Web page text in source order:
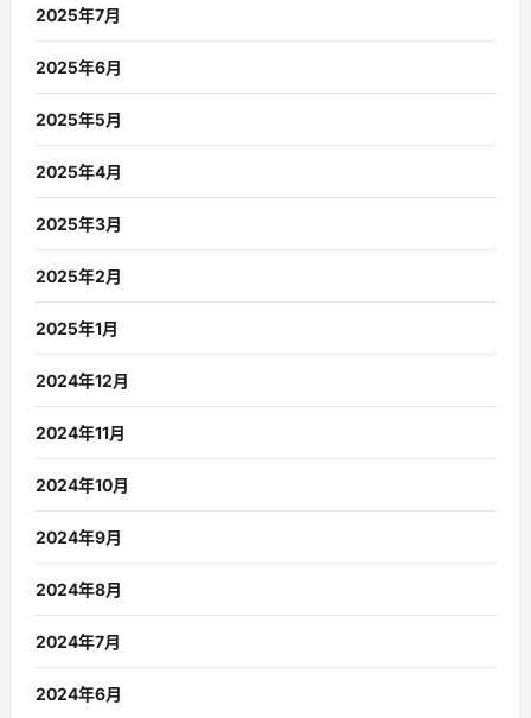
2025年7月
2025年6月
2025年5月
2025年4月
2025年3月
2025年2月
2025年1月
2024年12月
2024年11月
2024年10月
2024年9月
2024年8月
2024年7月
2024年6月